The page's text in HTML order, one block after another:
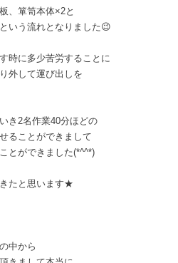
、箪笥本体×2と
いう流れとなりました😉
時に多少苦労することに
外して運び出しを
き2名作業40分ほどの
ることができまして
とができました(*^^*)
たと思います★
中から